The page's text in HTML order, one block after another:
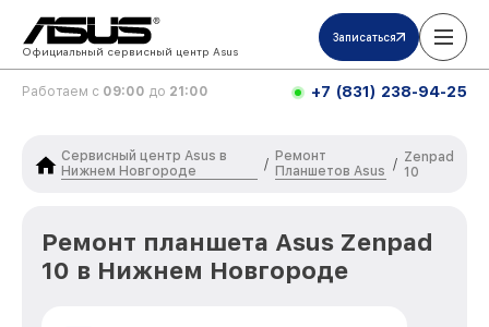
Официальный сервисный центр Asus
Записаться
Работаем с 09:00 до 21:00 +7 (831) 238-94-25
Сервисный центр Asus в
Нижнем Новгороде
/
Ремонт
Планшетов Asus / Zenpad
10
Ремонт планшета Asus Zenpad
10 в Нижнем Новгороде